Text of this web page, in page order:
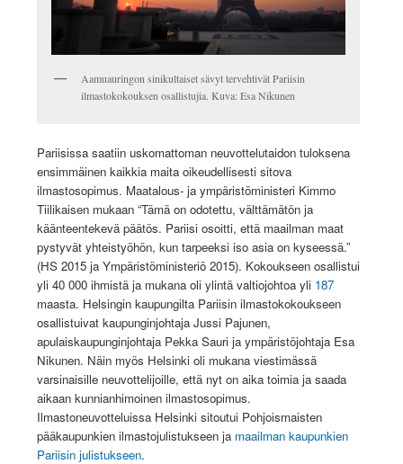
Aamuauringon sinikultaiset sävyt tervehtivät Pariisin
ilmastokokouksen osallistujia. Kuva: Esa Nikunen
Pariisissa saatiin uskomattoman neuvottelutaidon tuloksena
ensimmäinen kaikkia maita oikeudellisesti sitova
ilmastosopimus. Maatalous- ja ympäristöministeri Kimmo
Tiilikaisen mukaan “Tämä on odotettu, välttämätön ja
käänteentekevä päätös. Pariisi osoitti, että maailman maat
pystyvät yhteistyöhön, kun tarpeeksi iso asia on kyseessä.”
(HS 2015 ja Ympäristöministeriö 2015). Kokoukseen osallistui
yli 40 000 ihmistä ja mukana oli ylintä valtiojohtoa yli 187
maasta. Helsingin kaupungilta Pariisin ilmastokokoukseen
osallistuivat kaupunginjohtaja Jussi Pajunen,
apulaiskaupunginjohtaja Pekka Sauri ja ympäristöjohtaja Esa
Nikunen. Näin myös Helsinki oli mukana viestimässä
varsinaisille neuvottelijoille, että nyt on aika toimia ja saada
aikaan kunnianhimoinen ilmastosopimus.
Ilmastoneuvotteluissa Helsinki sitoutui Pohjoismaisten
pääkaupunkien ilmastojulistukseen ja maailman kaupunkien
Pariisin julistukseen.